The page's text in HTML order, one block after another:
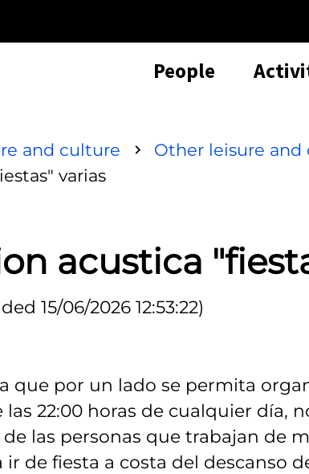
People
and culture
Other leisure and
varias
acustica
15/06/2026 12:53:22)
que por un lado se permita
22:00 horas de cualquier día,
las personas que trabajan de
de fiesta a costa del descanso